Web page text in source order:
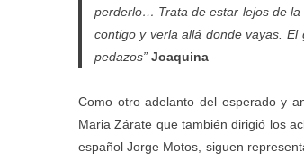
perderlo… Trata de estar lejos de la
contigo y verla allá donde vayas.
pedazos” Joaquina
Como otro adelanto del esperado y
Maria Zárate que también dirigió los
español Jorge Motos, siguen